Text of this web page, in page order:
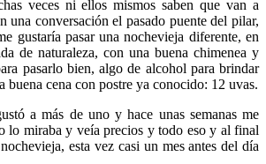
veces ni ellos mismos saben que van a
una conversación el pasado puente del pilar,
gustaría pasar una nochevieja diferente, en
de naturaleza, con una buena chimenea y
pasarlo bien, algo de alcohol para brindar
buena cena con postre ya conocido: 12 uvas.
a más de uno y hace unas semanas me
lo miraba y veía precios y todo eso y al final
esta vez casi un mes antes del día